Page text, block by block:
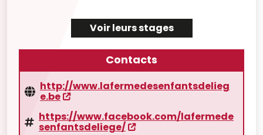
Voir leurs stages
Contacts
http://www.lafermedesenfantsdelieg
e.be
https://www.facebook.com/lafermede
senfantsdeliege/